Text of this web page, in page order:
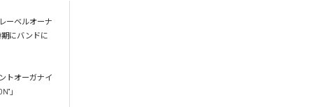
ーベルオーナ
にバンドに
トオーガナイ
」